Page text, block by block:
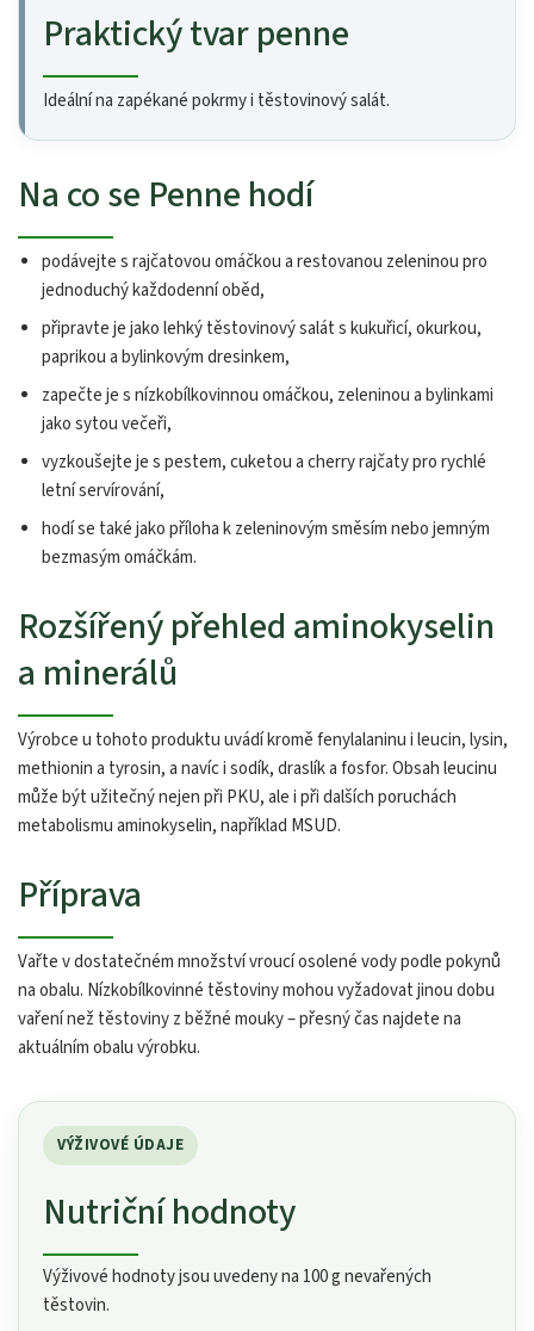
Praktický tvar penne
Ideální na zapékané pokrmy i těstovinový salát.
Na co se Penne hodí
podávejte s rajčatovou omáčkou a restovanou zeleninou pro
jednoduchý každodenní oběd,
připravte je jako lehký těstovinový salát s kukuřicí, okurkou,
paprikou a bylinkovým dresinkem,
zapečte je s nízkobílkovinnou omáčkou, zeleninou a bylinkami
jako sytou večeři,
vyzkoušejte je s pestem, cuketou a cherry rajčaty pro rychlé
letní servírování,
hodí se také jako příloha k zeleninovým směsím nebo jemným
bezmasým omáčkám.
Rozšířený přehled aminokyselin
a minerálů
Výrobce u tohoto produktu uvádí kromě fenylalaninu i leucin, lysin,
methionin a tyrosin, a navíc i sodík, draslík a fosfor. Obsah leucinu
může být užitečný nejen při PKU, ale i při dalších poruchách
metabolismu aminokyselin, například MSUD.
Příprava
Vařte v dostatečném množství vroucí osolené vody podle pokynů
na obalu. Nízkobílkovinné těstoviny mohou vyžadovat jinou dobu
vaření než těstoviny z běžné mouky – přesný čas najdete na
aktuálním obalu výrobku.
VÝŽIVOVÉ ÚDAJE
Nutriční hodnoty
Výživové hodnoty jsou uvedeny na 100 g nevařených
těstovin.